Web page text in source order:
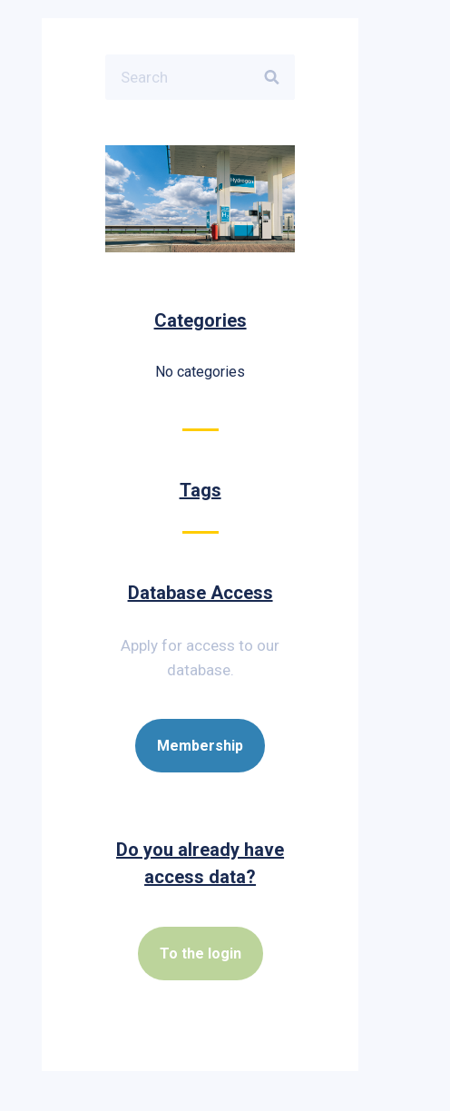
Categories
No categories
Tags
Database Access
Apply for access to our
database.
Membership
Do you already have
access data?
To the login